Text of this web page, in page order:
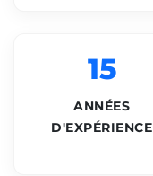
15
ANNÉES
D'EXPÉRIENCE